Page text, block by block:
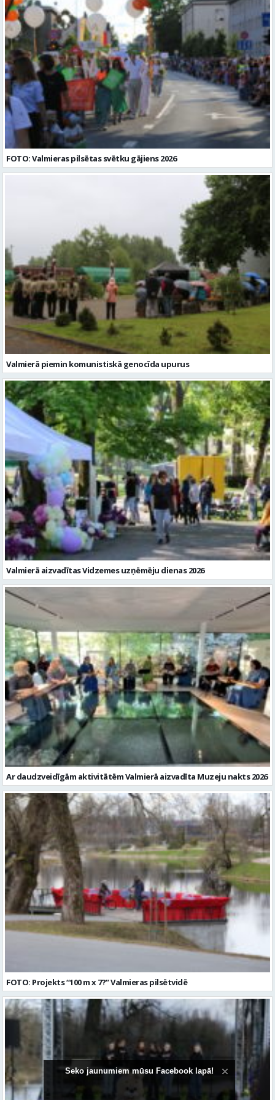
iesniegt līdz 2026. gada 17.augustam e-pastā vgv@valmiera.edu.lv.
Tālrunis uzziņai: 29182105. Profesija: SPECIĀLAIS PEDAGOGS Darba
vietas adrese: LATVIJA, Jumaras iela 9, Valmiera, Valmieras nov.
Darbības joma: Izglītība / Zinātne Pieteikto vietu skaits: 1 Aktuāla
līdz: 2026-08-17 Kontaktpersona: vgv@valmiera.edu.lv 29182105
FOTO: Valmieras pilsētas svētku gājiens 2026
Valmierā piemin komunistiskā genocīda upurus
Valmierā aizvadītas Vidzemes uzņēmēju dienas 2026
Ar daudzveidīgām aktivitātēm Valmierā aizvadīta Muzeju nakts 2026
FOTO: Projekts “100 m x 7?” Valmieras pilsētvidē
Seko jaunumiem mūsu Facebook lapā!